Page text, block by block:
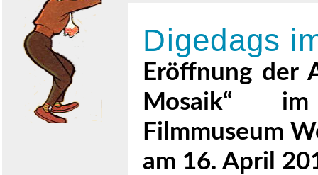
Digedags
Eröffnung der
Mosaik“
Filmmuseum
am 16. April